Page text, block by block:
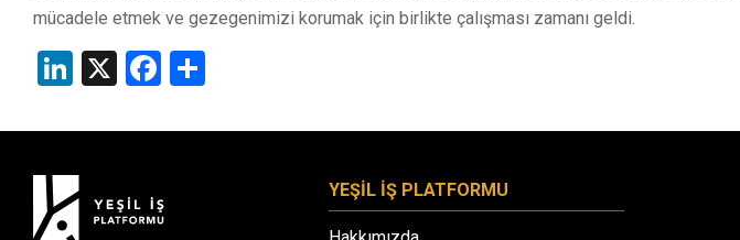
mücadele etmek ve gezegenimizi korumak için birlikte çalışması zamanı geldi.
LinkedIn
X Facebook
YEŞİL İŞ PLATFORMU